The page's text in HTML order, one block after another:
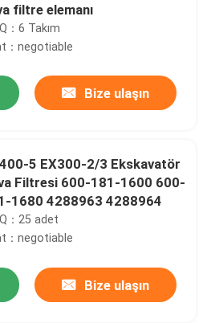
filtre elemanı
：6 Takım
：negotiable
Bize ulaşın
5 EX300-2/3 Ekskavatör
Filtresi 600-181-1600 600-
1680 4288963 4288964
：25 adet
：negotiable
Bize ulaşın